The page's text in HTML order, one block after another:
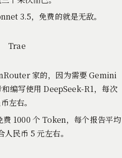
3.5，免费的就是无敌。
家的，因为需要 Gemini
编写使用 DeepSeek-R1，每次
左右。
1000 个 Token，每个报告平均
民币 5 元左右。